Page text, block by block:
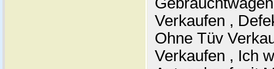
Verkaufen ,
Ohne Tüv
Verkaufen , Ich